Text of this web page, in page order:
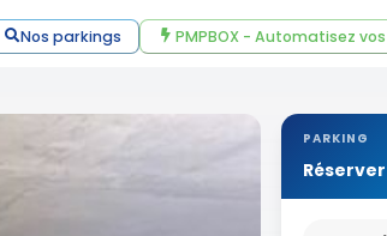
Nos parkings PMPBOX - Automatisez
PARKING